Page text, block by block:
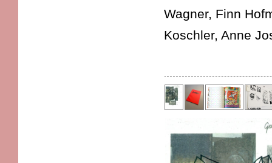
Wagner, Finn
Koschler, Anne